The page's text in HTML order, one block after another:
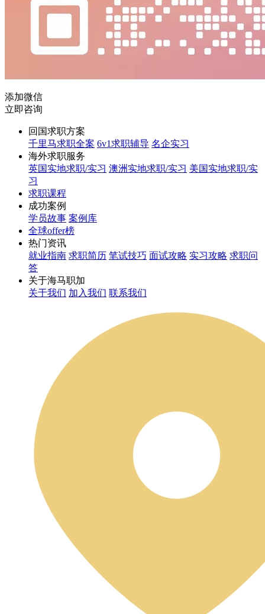
添加微信
立即咨询
回国求职方案
千里马求职全案 6v1求职辅导 名企实习
海外求职服务
英国实地求职/实习 澳洲实地求职/实习 美国实地求职/实
习
求职课程
成功案例
学员故事 案例库
全球offer榜
热门资讯
就业指南 求职简历 笔试技巧 面试攻略 实习攻略 求职问
答
关于海马职加
关于我们 加入我们 联系我们